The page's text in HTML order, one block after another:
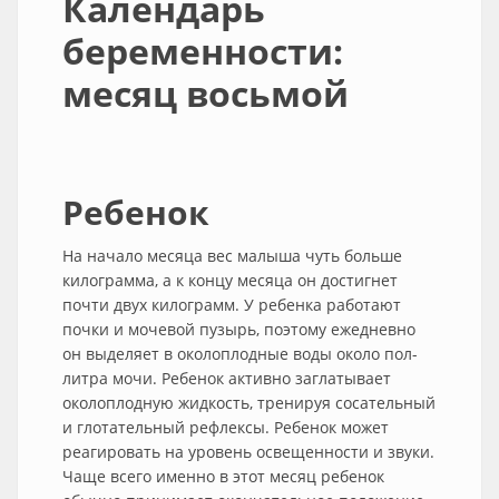
беременности:
месяц восьмой
Ребенок
На начало месяца вес малыша чуть больше
килограмма, а к концу месяца он достигнет
почти двух килограмм. У ребенка работают
почки и мочевой пузырь, поэтому ежедневно
он выделяет в околоплодные воды около пол-
литра мочи. Ребенок активно заглатывает
околоплодную жидкость, тренируя сосательный
и глотательный рефлексы. Ребенок может
реагировать на уровень освещенности и звуки.
Чаще всего именно в этот месяц ребенок